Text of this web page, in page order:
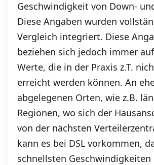
Geschwindigkeit von Down-
Diese Angaben wurden
Vergleich integriert. Diese
beziehen sich jedoch immer
Werte, die in der Praxis z.T.
erreicht werden können. An
abgelegenen Orten, wie z.B.
Regionen, wo sich der
von der nächsten
kann es bei DSL vorkommen,
schnellsten Geschwindigkeiten